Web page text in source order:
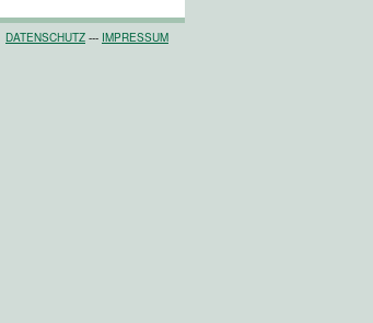
DATENSCHUTZ --- IMPRESSUM